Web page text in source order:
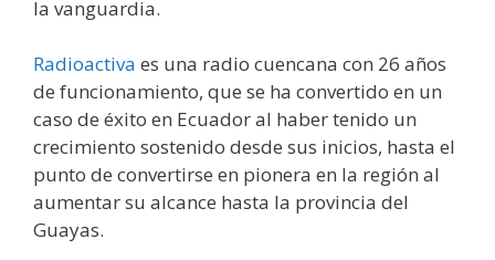
la vanguardia.
Radioactiva es una radio cuencana con 26 años
de funcionamiento, que se ha convertido en un
caso de éxito en Ecuador al haber tenido un
crecimiento sostenido desde sus inicios, hasta el
punto de convertirse en pionera en la región al
aumentar su alcance hasta la provincia del
Guayas.